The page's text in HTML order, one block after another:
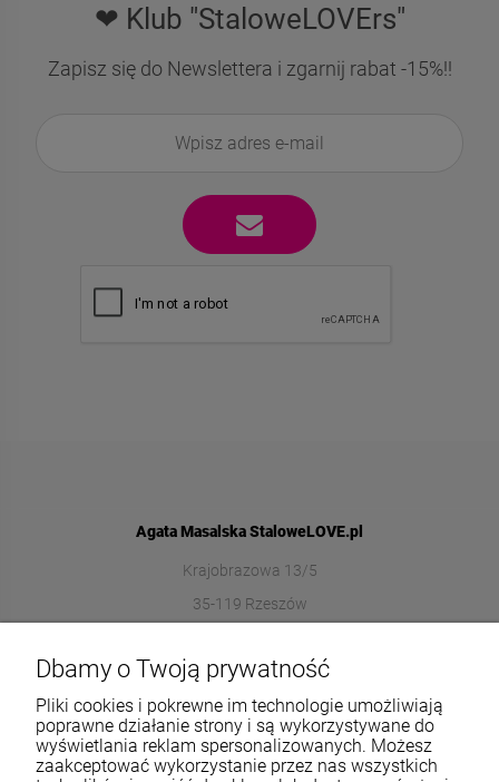
❤ Klub "StaloweLOVErs"
Zapisz się do Newslettera i zgarnij rabat -15%!!
Agata Masalska StaloweLOVE.pl
Krajobrazowa 13/5
35-119 Rzeszów
572989669
Informacje
Dbamy o Twoją prywatność
Pliki cookies i pokrewne im technologie umożliwiają
poprawne działanie strony i są wykorzystywane do
wyświetlania reklam spersonalizowanych. Możesz
zaakceptować wykorzystanie przez nas wszystkich